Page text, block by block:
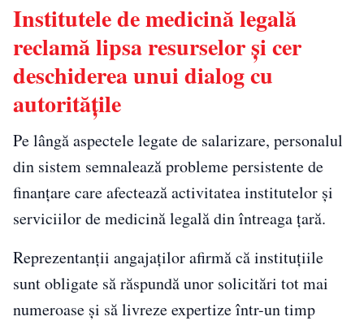
Institutele de medicină legală
reclamă lipsa resurselor și cer
deschiderea unui dialog cu
autoritățile
Pe lângă aspectele legate de salarizare, personalul
din sistem semnalează probleme persistente de
finanțare care afectează activitatea institutelor și
serviciilor de medicină legală din întreaga țară.
Reprezentanții angajaților afirmă că instituțiile
sunt obligate să răspundă unor solicitări tot mai
numeroase și să livreze expertize într-un timp